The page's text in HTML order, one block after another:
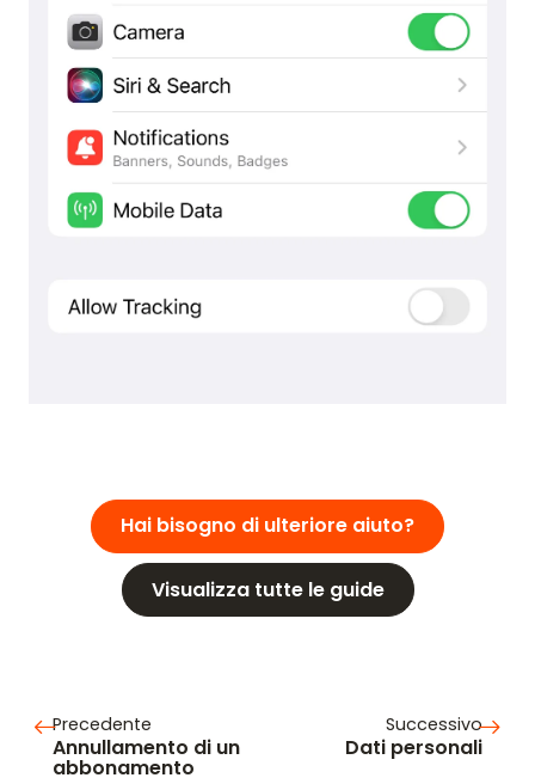
RECENSIONI
FUNZIONALITÀ
VIDEO
PASSWORD DIMENTICATA
ENGLISHGERMANFRENCHSPANISHDUTCHITALIAN PORTUGUESE
Hai bisogno di ulteriore aiuto?
Visualizza tutte le guide
Precedente
Annullamento di un
abbonamento
Successivo
Dati personali